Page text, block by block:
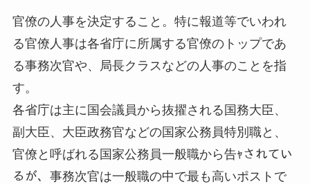
官僚の人事を決定すること。特に報道等でいわれ
る官僚人事は各省庁に所属する官僚のトップであ
る事務次官や、局長クラスなどの人事のことを指
す。
各省庁は主に国会議員から抜擢される国務大臣、
副大臣、大臣政務官などの国家公務員特別職と、
官僚と呼ばれる国家公務員一般職から告ｬされてい
るが、事務次官は一般職の中で最も高いポストで